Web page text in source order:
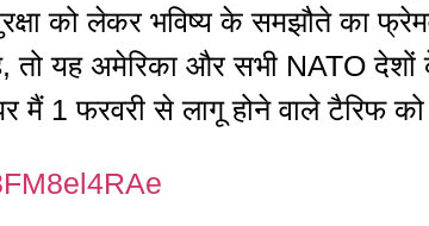
को लेकर भविष्य के समझौते का
तो यह अमेरिका और सभी NATO
1 फरवरी से लागू होने वाले टैरिफ को